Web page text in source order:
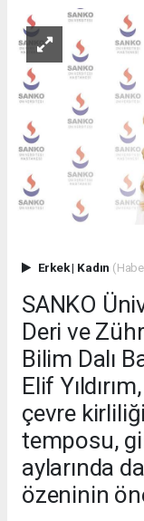
Erkek| Kadın
SANKO
Deri ve
Bilim Dalı
Elif
çevre
temposu,
aylarında
özeninin